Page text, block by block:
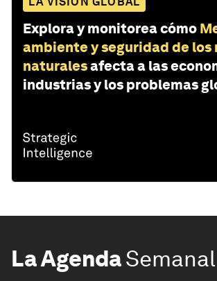
Explora y monitorea cómo
ambiente y seguridad de los
naturalesafecta a las
industrias y los problemas
La AgendaSemanal